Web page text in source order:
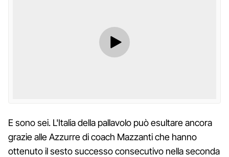
E sono sei. L'Italia della pallavolo può esultare ancora
grazie alle Azzurre di coach Mazzanti che hanno
ottenuto il sesto successo consecutivo nella seconda